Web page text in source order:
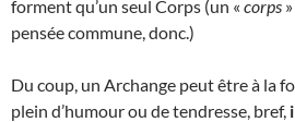
forment qu’un seul Corps (un « corps
pensée commune, donc.)
Du coup, un Archange peut être à la
plein d’humour ou de tendresse, bref,